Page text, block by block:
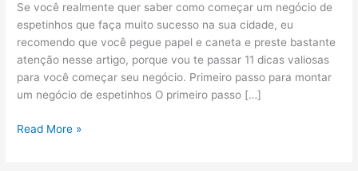
Se você realmente quer saber como começar um negócio de
espetinhos que faça muito sucesso na sua cidade, eu
recomendo que você pegue papel e caneta e preste bastante
atenção nesse artigo, porque vou te passar 11 dicas valiosas
para você começar seu negócio. Primeiro passo para montar
um negócio de espetinhos O primeiro passo […]
Read More »